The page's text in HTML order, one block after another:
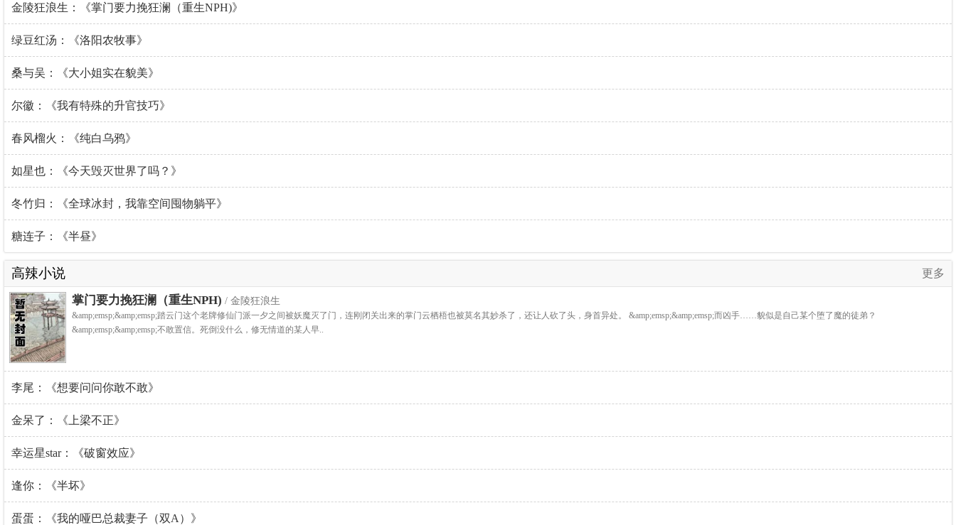
金陵狂浪生：《掌门要力挽狂澜（重生NPH)》
绿豆红汤：《洛阳农牧事》
桑与吴：《大小姐实在貌美》
尔徽：《我有特殊的升官技巧》
春风榴火：《纯白乌鸦》
如星也：《今天毁灭世界了吗？》
冬竹归：《全球冰封，我靠空间囤物躺平》
糖连子：《半昼》
高辣小说 更多
掌门要力挽狂澜（重生NPH) / 金陵狂浪生
&amp;emsp;&amp;emsp;踏云门这个老牌修仙门派一夕之间被妖魔灭了门，连刚闭关出来的掌门云栖梧也被莫名其妙杀了，还让人砍了头，身首异处。 &amp;emsp;&amp;emsp;而凶手……貌似是自己某个堕了魔的徒弟？
&amp;emsp;&amp;emsp;不敢置信。死倒没什么，修无情道的某人早..
李尾：《想要问问你敢不敢》
金呆了：《上梁不正》
幸运星star：《破窗效应》
逢你：《半坏》
蛋蛋：《我的哑巴总裁妻子（双A）》